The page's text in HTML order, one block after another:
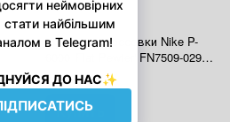
Мужские кроссовки Nike P-
6000 'Flat Pewter' FN7509-029
Gore-Tex
2 950 грн
Купить